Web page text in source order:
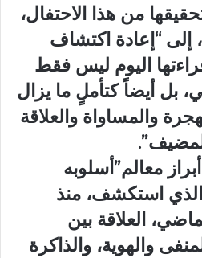
من هذا الاحتفال،
“إعادة اكتشاف
اليوم ليس فقط
بل أيضاً كتأملٍ ما يزال
والمساواة والعلاقة
معالم”أسلوبه
الذي استكشف، منذ
العلاقة بين
والهوية، والذاكرة